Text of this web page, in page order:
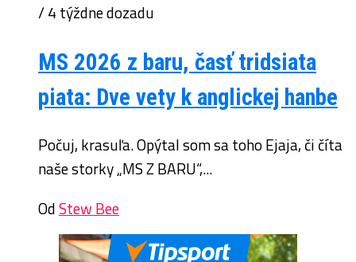
/ 4 týždne dozadu
MS 2026 z baru, časť tridsiata
piata: Dve vety k anglickej hanbe
Počuj, krasuľa. Opýtal som sa toho Ejaja, či číta
naše storky „MS Z BARU“,...
OdStew Bee